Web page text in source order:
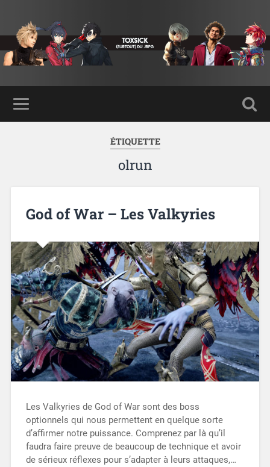
ÉTIQUETTE
olrun
God of War – Les Valkyries
Les Valkyries de God of War sont des boss
optionnels qui nous permettent en quelque sorte
d’affirmer notre puissance. Comprenez par là qu’il
faudra faire preuve de beaucoup de technique et avoir
de sérieux réflexes pour s’adapter à leurs attaques,…